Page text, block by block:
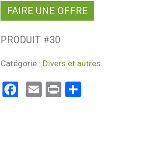
FAIRE UNE OFFRE
PRODUIT #30
Catégorie : Divers et autres
Facebook
Email
PrintPartager